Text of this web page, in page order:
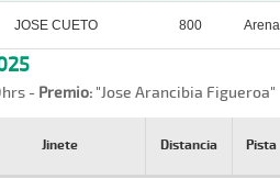
JOSE CUETO 800 Arena
- Premio:"Jose Arancibia Figueroa"
Jinete Distancia Pista